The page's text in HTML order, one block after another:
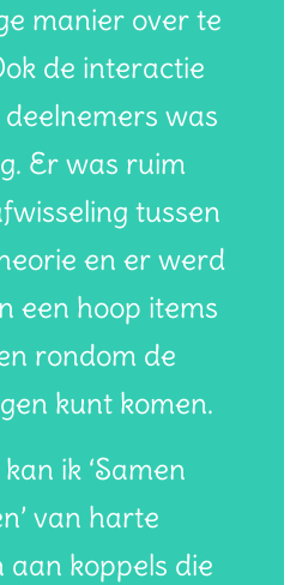
manier over te
de interactie
was
Er was ruim
tussen
en er werd
een hoop items
rondom de
kunt komen.
ik ‘Samen
van harte
aan koppels die